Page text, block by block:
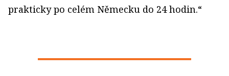
prakticky po celém Německu do 24 hodin.“